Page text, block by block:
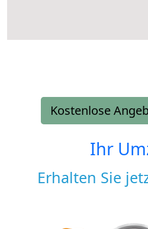
Kostenlose
Ihr
Erhalten Sie